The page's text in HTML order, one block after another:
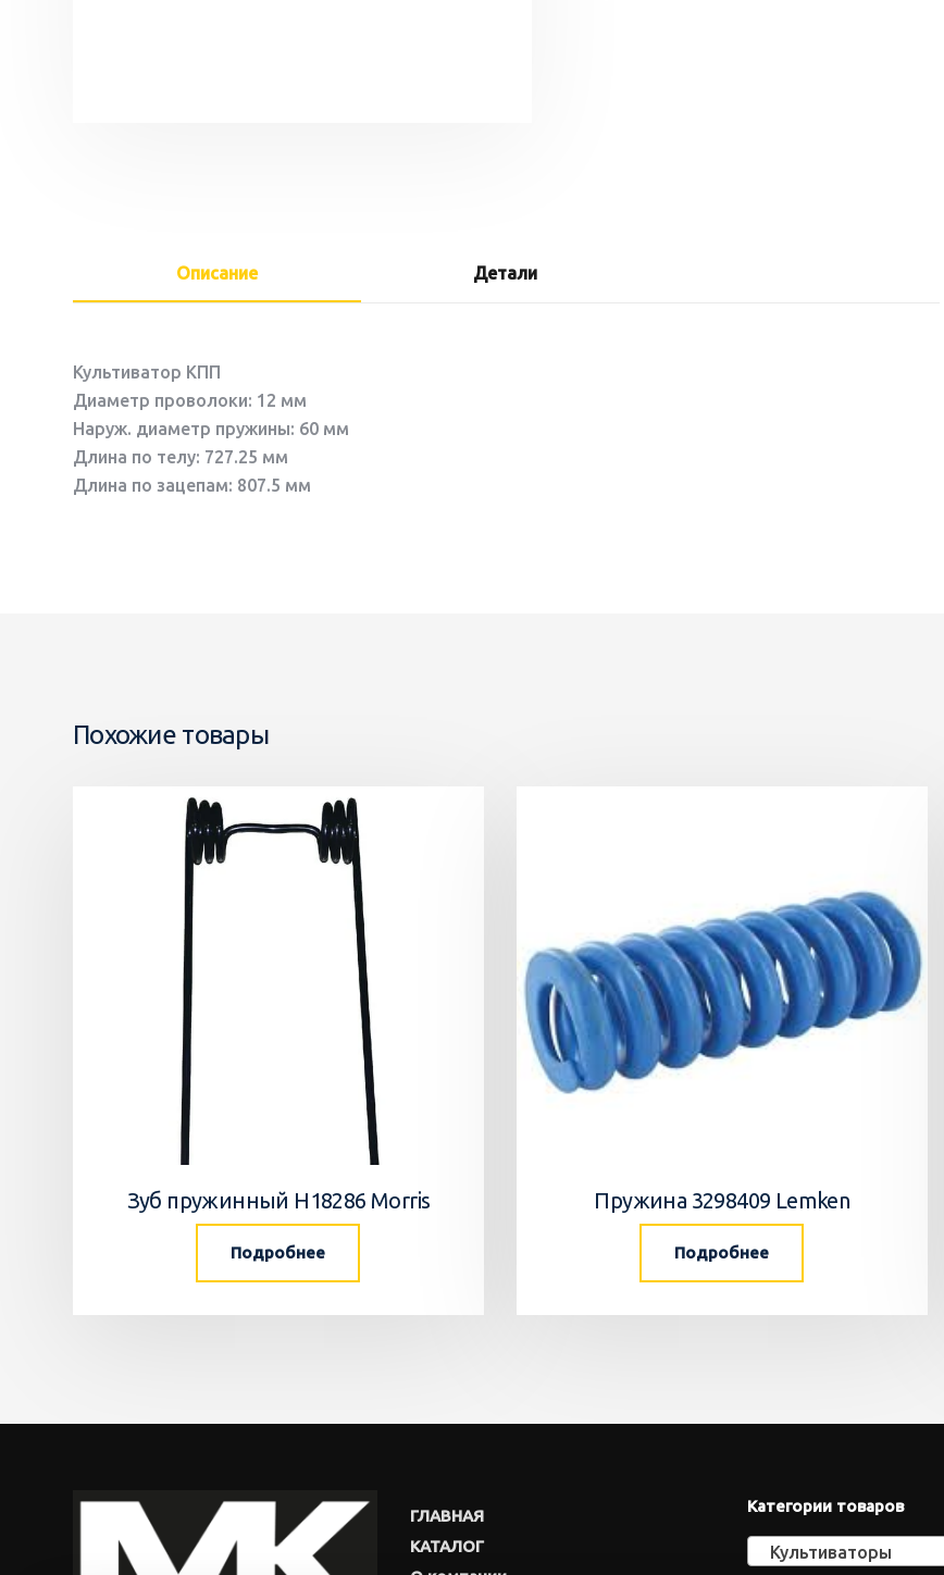
Описание Детали
Культиватор КПП
Диаметр проволоки: 12 мм
Наруж. диаметр пружины: 60 мм
Длина по телу: 727.25 мм
Длина по зацепам: 807.5 мм
Похожие товары
Зуб пружинный H18286 Morris
Подробнее
Пружина 3298409 Lemken
Подробнее
ГЛАВНАЯ
КАТАЛОГ
Категории товаров
Культиваторы